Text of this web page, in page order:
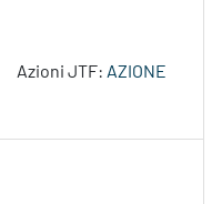
Azioni JTF: AZIONE